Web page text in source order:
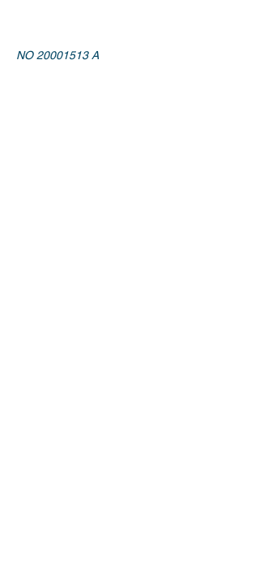
NO 20001513A